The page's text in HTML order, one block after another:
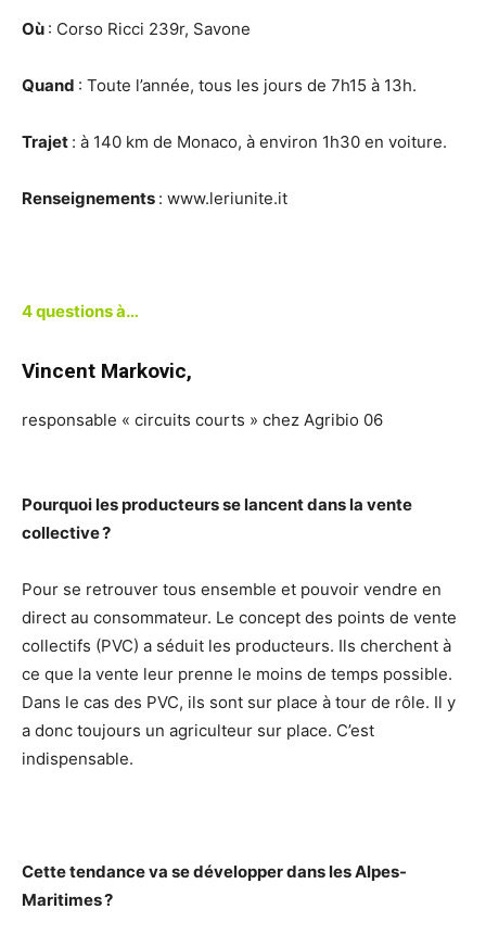
Où : Corso Ricci 239r, Savone
Quand : Toute l’année, tous les jours de 7h15 à 13h.
Trajet : à 140 km de Monaco, à environ 1h30 en voiture.
Renseignements : www.leriunite.it
4 questions à…
Vincent Markovic,
responsable « circuits courts » chez Agribio 06
Pourquoi les producteurs se lancent dans la vente
collective ?
Pour se retrouver tous ensemble et pouvoir vendre en
direct au consommateur. Le concept des points de vente
collectifs (PVC) a séduit les producteurs. Ils cherchent à
ce que la vente leur prenne le moins de temps possible.
Dans le cas des PVC, ils sont sur place à tour de rôle. Il y
a donc toujours un agriculteur sur place. C’est
indispensable.
Cette tendance va se développer dans les Alpes-
Maritimes ?